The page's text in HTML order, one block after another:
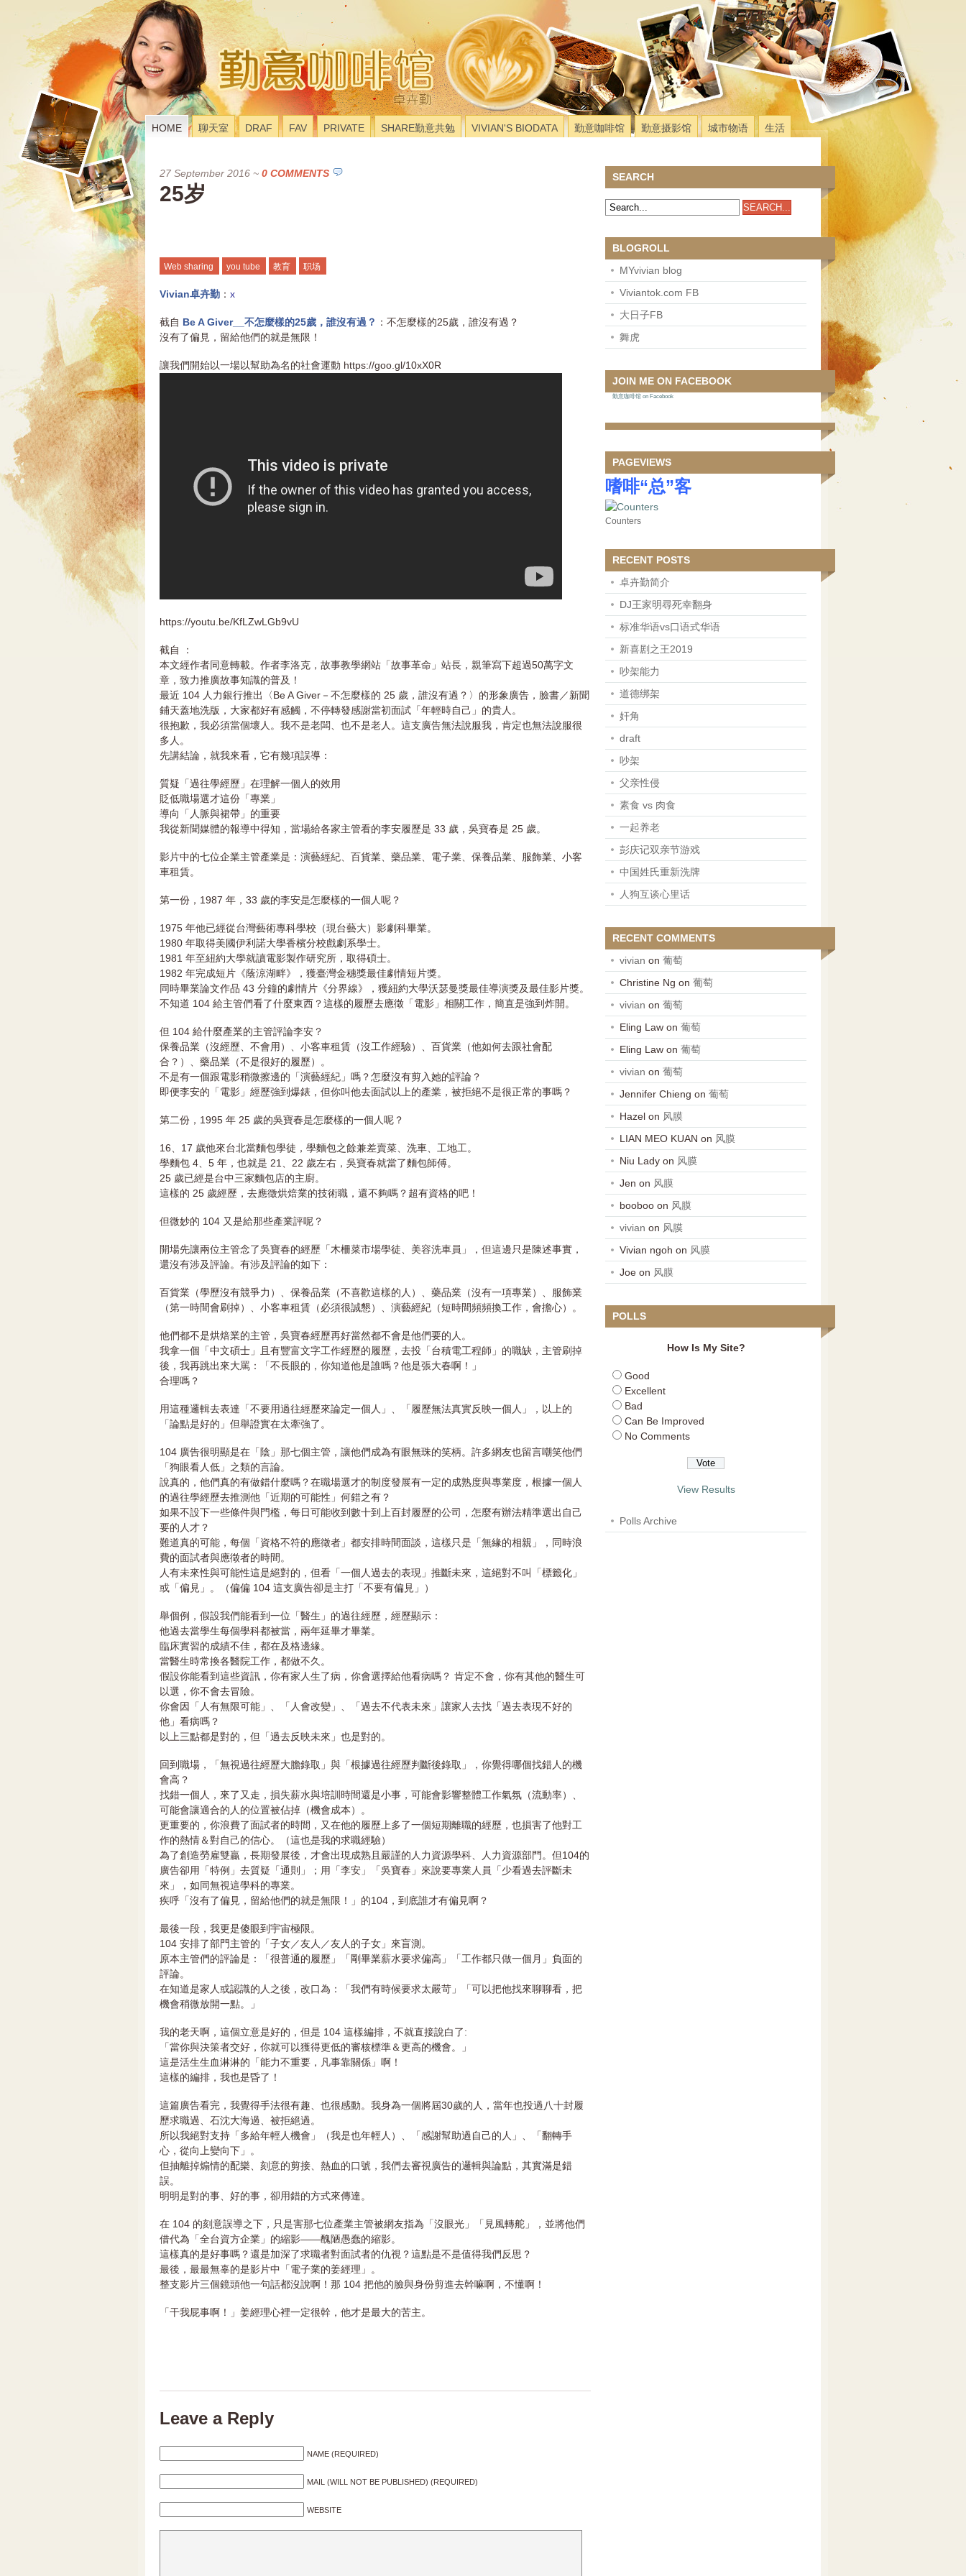
HOME 聊天室 DRAF FAV PRIVATE SHARE勤意共勉 VIVIAN'S BIODATA 勤意咖啡馆 勤意摄影馆 城市物语 生活
27 September 2016 ~ 0 COMMENTS
25岁
Web sharing you tube 教育 职场
Vivian卓卉勤 ： x
截自 Be A Giver__不怎麼樣的25歲，誰沒有過？ ：不怎麼樣的25歲，誰沒有過？
沒有了偏見，留給他們的就是無限！
讓我們開始以一場以幫助為名的社會運動 https://goo.gl/10xX0R
https://youtu.be/KfLZwLGb9vU
截自
：
本文經作者同意轉載。作者李洛克，故事教學網站「故事革命」站長，親筆寫下超過50萬字文
章，致力推廣故事知識的普及！
最近 104 人力銀行推出〈Be A Giver－不怎麼樣的 25 歲，誰沒有過？〉的形象廣告，臉書／新聞
鋪天蓋地洗版，大家都好有感觸，不停轉發感謝當初面試「年輕時自己」的貴人。
很抱歉，我必須當個壞人。我不是老闆、也不是老人。這支廣告無法說服我，肯定也無法說服很
多人。
先講結論，就我來看，它有幾項誤導：
質疑「過往學經歷」在理解一個人的效用
貶低職場選才這份「專業」
導向「人脈與裙帶」的重要
我從新聞媒體的報導中得知，當場給各家主管看的李安履歷是 33 歲，吳寶春是 25 歲。
影片中的七位企業主管產業是：演藝經紀、百貨業、藥品業、電子業、保養品業、服飾業、小客
車租賃。
第一份，1987 年，33 歲的李安是怎麼樣的一個人呢？
1975 年他已經從台灣藝術專科學校（現台藝大）影劇科畢業。
1980 年取得美國伊利諾大學香檳分校戲劇系學士。
1981 年至紐約大學就讀電影製作研究所，取得碩士。
1982 年完成短片《蔭涼湖畔》，獲臺灣金穗獎最佳劇情短片獎。
同時畢業論文作品 43 分鐘的劇情片《分界線》，獲紐約大學沃瑟曼獎最佳導演獎及最佳影片獎。
不知道 104 給主管們看了什麼東西？這樣的履歷去應徵「電影」相關工作，簡直是強到炸開。
但 104 給什麼產業的主管評論李安？
保養品業（沒經歷、不會用）、小客車租賃（沒工作經驗）、百貨業（他如何去跟社會配
合？）、藥品業（不是很好的履歷）。
不是有一個跟電影稍微擦邊的「演藝經紀」嗎？怎麼沒有剪入她的評論？
即便李安的「電影」經歷強到爆錶，但你叫他去面試以上的產業，被拒絕不是很正常的事嗎？
第二份，1995 年 25 歲的吳寶春是怎麼樣的一個人呢？
16、17 歲他來台北當麵包學徒，學麵包之餘兼差賣菜、洗車、工地工。
學麵包 4、5 年，也就是 21、22 歲左右，吳寶春就當了麵包師傅。
25 歲已經是台中三家麵包店的主廚。
這樣的 25 歲經歷，去應徵烘焙業的技術職，還不夠嗎？超有資格的吧！
但微妙的 104 又是給那些產業評呢？
開場先讓兩位主管念了吳寶春的經歷「木柵菜市場學徒、美容洗車員」，但這邊只是陳述事實，
還沒有涉及評論。有涉及評論的如下：
百貨業（學歷沒有競爭力）、保養品業（不喜歡這樣的人）、藥品業（沒有一項專業）、服飾業
（第一時間會刷掉）、小客車租賃（必須很誠懇）、演藝經紀（短時間頻頻換工作，會擔心）。
他們都不是烘焙業的主管，吳寶春經歷再好當然都不會是他們要的人。
我拿一個「中文碩士」且有豐富文字工作經歷的履歷，去投「台積電工程師」的職缺，主管刷掉
後，我再跳出來大罵：「不長眼的，你知道他是誰嗎？他是張大春啊！」
合理嗎？
用這種邏輯去表達「不要用過往經歷來論定一個人」、「履歷無法真實反映一個人」，以上的
「論點是好的」但舉證實在太牽強了。
104 廣告很明顯是在「陰」那七個主管，讓他們成為有眼無珠的笑柄。許多網友也留言嘲笑他們
「狗眼看人低」之類的言論。
說真的，他們真的有做錯什麼嗎？在職場選才的制度發展有一定的成熟度與專業度，根據一個人
的過往學經歷去推測他「近期的可能性」何錯之有？
如果不設下一些條件與門檻，每日可能收到數十到上百封履歷的公司，怎麼有辦法精準選出自己
要的人才？
難道真的可能，每個「資格不符的應徵者」都安排時間面談，這樣只是「無緣的相親」，同時浪
費的面試者與應徵者的時間。
人有未來性與可能性這是絕對的，但看「一個人過去的表現」推斷未來，這絕對不叫「標籤化」
或「偏見」。（偏偏 104 這支廣告卻是主打「不要有偏見」）
舉個例，假設我們能看到一位「醫生」的過往經歷，經歷顯示：
他過去當學生每個學科都被當，兩年延畢才畢業。
臨床實習的成績不佳，都在及格邊緣。
當醫生時常換各醫院工作，都做不久。
假設你能看到這些資訊，你有家人生了病，你會選擇給他看病嗎？ 肯定不會，你有其他的醫生可
以選，你不會去冒險。
你會因「人有無限可能」、「人會改變」、「過去不代表未來」讓家人去找「過去表現不好的
他」看病嗎？
以上三點都是對的，但「過去反映未來」也是對的。
回到職場，「無視過往經歷大膽錄取」與「根據過往經歷判斷後錄取」，你覺得哪個找錯人的機
會高？
找錯一個人，來了又走，損失薪水與培訓時間還是小事，可能會影響整體工作氣氛（流動率）、
可能會讓適合的人的位置被佔掉（機會成本）。
更重要的，你浪費了面試者的時間，又在他的履歷上多了一個短期離職的經歷，也損害了他對工
作的熱情＆對自己的信心。（這也是我的求職經驗）
為了創造勞雇雙贏，長期發展後，才會出現成熟且嚴謹的人力資源學科、人力資源部門。但104的
廣告卻用「特例」去質疑「通則」；用「李安」「吳寶春」來說要專業人員「少看過去評斷未
來」，如同無視這學科的專業。
疾呼「沒有了偏見，留給他們的就是無限！」的104，到底誰才有偏見啊？
最後一段，我更是傻眼到宇宙極限。
104 安排了部門主管的「子女／友人／友人的子女」來盲測。
原本主管們的評論是：「很普通的履歷」「剛畢業薪水要求偏高」「工作都只做一個月」負面的
評論。
在知道是家人或認識的人之後，改口為：「我們有時候要求太嚴苛」「可以把他找來聊聊看，把
機會稍微放開一點。」
我的老天啊，這個立意是好的，但是 104 這樣編排，不就直接說白了:
「當你與決策者交好，你就可以獲得更低的審核標準＆更高的機會。」
這是活生生血淋淋的「能力不重要，凡事靠關係」啊！
這樣的編排，我也是昏了！
這篇廣告看完，我覺得手法很有趣、也很感動。我身為一個將屆30歲的人，當年也投過八十封履
歷求職過、石沈大海過、被拒絕過。
所以我絕對支持「多給年輕人機會」（我是也年輕人）、「感謝幫助過自己的人」、「翻轉手
心，從向上變向下」。
但抽離掉煽情的配樂、刻意的剪接、熱血的口號，我們去審視廣告的邏輯與論點，其實滿是錯
誤。
明明是對的事、好的事，卻用錯的方式來傳達。
在 104 的刻意誤導之下，只是害那七位產業主管被網友指為「沒眼光」「見風轉舵」，並將他們
借代為「全台資方企業」的縮影——醜陋愚蠢的縮影。
這樣真的是好事嗎？還是加深了求職者對面試者的仇視？這點是不是值得我們反思？
最後，最最無辜的是影片中「電子業的姜經理」。
整支影片三個鏡頭他一句話都沒說啊！那 104 把他的臉與身份剪進去幹嘛啊，不懂啊！
「干我屁事啊！」姜經理心裡一定很幹，他才是最大的苦主。
Leave a Reply
NAME (REQUIRED)
MAIL (WILL NOT BE PUBLISHED) (REQUIRED)
WEBSITE
SEARCH
BLOGROLL
MYvivian blog
Viviantok.com FB
大日子FB
舞虎
JOIN ME ON FACEBOOK
勤意咖啡馆 on Facebook
PAGEVIEWS
嗜啡“总”客
Counters
RECENT POSTS
卓卉勤简介
DJ王家明尋死幸翻身
标准华语vs口语式华语
新喜剧之王2019
吵架能力
道德绑架
奸角
draft
吵架
父亲性侵
素食 vs 肉食
一起养老
彭庆记双亲节游戏
中国姓氏重新洗牌
人狗互谈心里话
RECENT COMMENTS
vivian on 葡萄
Christine Ng on 葡萄
vivian on 葡萄
Eling Law on 葡萄
Eling Law on 葡萄
vivian on 葡萄
Jennifer Chieng on 葡萄
Hazel on 风膜
LIAN MEO KUAN on 风膜
Niu Lady on 风膜
Jen on 风膜
booboo on 风膜
vivian on 风膜
Vivian ngoh on 风膜
Joe on 风膜
POLLS
How Is My Site?
Good
Excellent
Bad
Can Be Improved
No Comments
View Results
Polls Archive